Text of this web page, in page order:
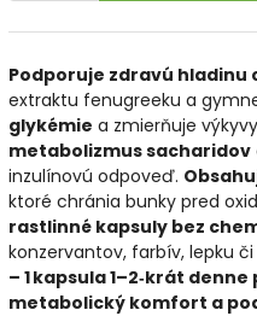
Podporuje zdravú hladinu
extraktu fenugreeku a
glykémie a zmierňuje
metabolizmus sacharidov
inzulínovú odpoveď.
ktoré chránia bunky pred
rastlinné kapsuly bez
konzervantov, farbív, lepku či
– 1 kapsula 1–2‑krát denne
metabolický komfort a